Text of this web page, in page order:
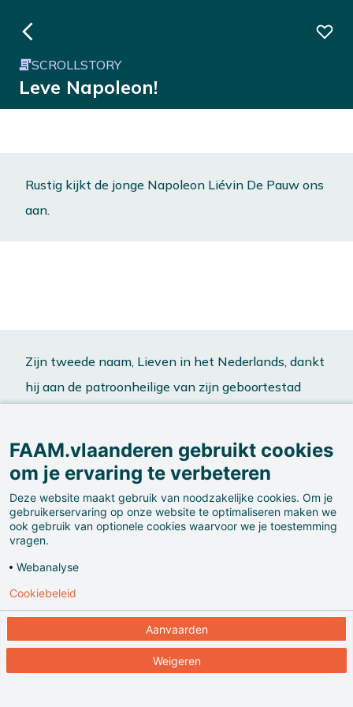
SCROLLSTORY
Leve Napoleon!
Rustig kijkt de jonge Napoleon Liévin De Pauw ons
aan.
Zijn tweede naam, Lieven in het Nederlands, dankt
hij aan de patroonheilige van zijn geboortestad
Zijn eerste naam ontleent hij aan de bewondering
van zijn ouders voor de Franse keizer Napoleon.
FAAM.vlaanderen gebruikt cookies
om je ervaring te verbeteren
Deze website maakt gebruik van noodzakelijke cookies. Om je
gebruikerservaring op onze website te optimaliseren maken we
ook gebruik van optionele cookies waarvoor we je toestemming
vragen.
Webanalyse
Aanvaarden
Weigeren
Cookiebeleid